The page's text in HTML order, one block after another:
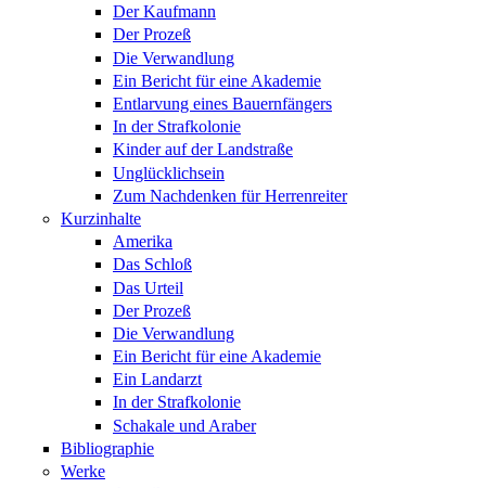
Der Kaufmann
Der Prozeß
Die Verwandlung
Ein Bericht für eine Akademie
Entlarvung eines Bauernfängers
In der Strafkolonie
Kinder auf der Landstraße
Unglücklichsein
Zum Nachdenken für Herrenreiter
Kurzinhalte
Amerika
Das Schloß
Das Urteil
Der Prozeß
Die Verwandlung
Ein Bericht für eine Akademie
Ein Landarzt
In der Strafkolonie
Schakale und Araber
Bibliographie
Werke